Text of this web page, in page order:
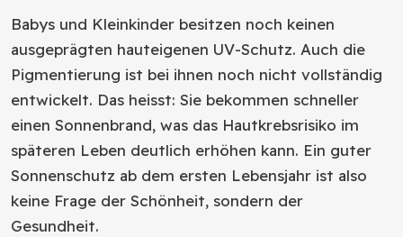
Babys und Kleinkinder besitzen noch keinen
ausgeprägten hauteigenen UV-Schutz. Auch die
Pigmentierung ist bei ihnen noch nicht vollständig
entwickelt. Das heisst: Sie bekommen schneller
einen Sonnenbrand, was das Hautkrebsrisiko im
späteren Leben deutlich erhöhen kann. Ein guter
Sonnenschutz ab dem ersten Lebensjahr ist also
keine Frage der Schönheit, sondern der
Gesundheit.